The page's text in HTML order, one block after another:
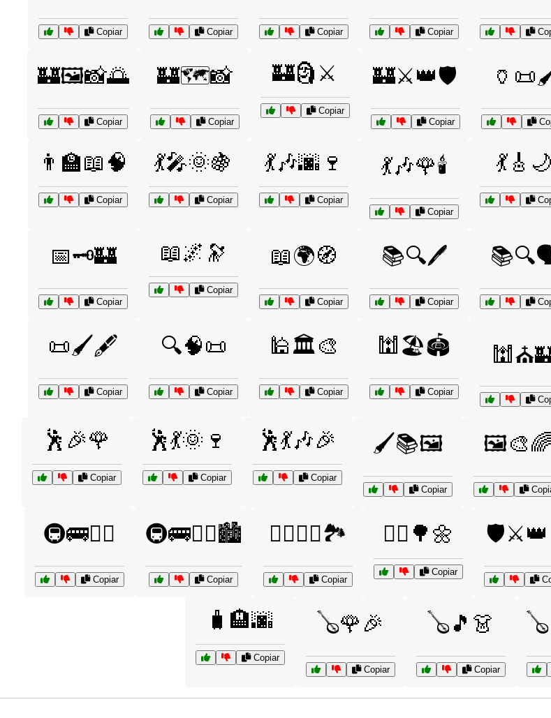
Copiar Copiar Copiar Copiar
🏰🖼️📸🌅
Copiar
🏰🗺️📸
Copiar
🏰🗿⚔️
Copiar
🏰⚔️👑🛡️
Copiar
👨‍🏫📖🧠
Copiar
💃🎤🌞🍇
Copiar
💃🎶🌆🍷
Copiar
💃🎶🌹🕯️
Copiar
💃🎸🌙
📅🗝️🏰
Copiar
📖🌌🔭
Copiar
📖🌍🧭
Copiar
📚🔍🖊️
Copiar
📜🖌️🖋️
Copiar
🔍🧠📜
Copiar
🕌🏛️🎨
Copiar
🕍🏖️🏟️
Copiar
🕺🎉🌹
Copiar
🕺💃🌞🍷
Copiar
🕺💃🎶🎉
Copiar
🖌️📚🖼️
Copiar
🖼️🎨🌈
🚇🚌🚶‍♂️
Copiar
🚇🚌🚶‍♂️🏙️
Copiar
🚴‍♀️🏃‍♂️🏞️
Copiar
🚶‍♀️🌳🌼
Copiar
🧳🏨🌆
Copiar
🪕🌹🎉
Copiar
🪕🎵👗
Copiar